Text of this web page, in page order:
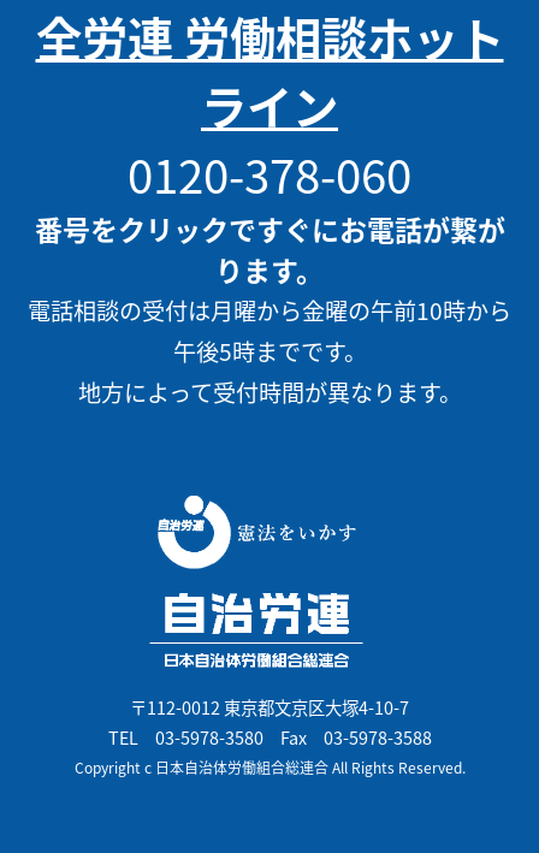
全労連 労働相談ホット
ライン
0120-378-060
番号をクリックですぐにお電話が繋が
ります。
電話相談の受付は月曜から金曜の午前10時から
午後5時までです。
地方によって受付時間が異なります。
〒112-0012 東京都文京区大塚4-10-7
TEL 03-5978-3580Fax 03-5978-3588
Copyright c 日本自治体労働組合総連合 All Rights Reserved.